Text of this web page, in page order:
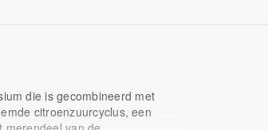
die is gecombineerd met
citroenzuurcyclus, een